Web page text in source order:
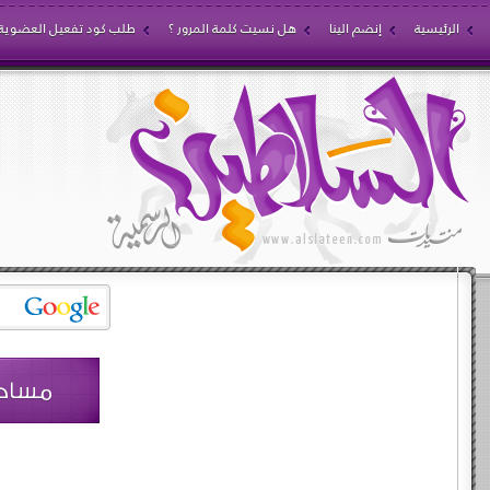
الرئيسية إنضم الينا هل نسيت كلمة المرور ؟ طلب كود تفعيل